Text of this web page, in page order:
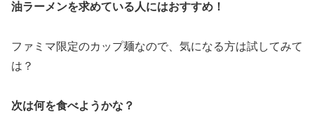
油ラーメンを求めている人にはおすすめ！
ファミマ限定のカップ麺なので、気になる方は試してみて
は？
次は何を食べようかな？